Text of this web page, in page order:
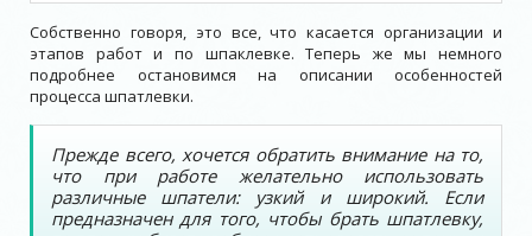
Собственно говоря, это все, что касается организации и
этапов работ и по шпаклевке. Теперь же мы немного
подробнее остановимся на описании особенностей
процесса шпатлевки.
Прежде всего, хочется обратить внимание на то,
что при работе желательно использовать
различные шпатели: узкий и широкий. Если
предназначен для того, чтобы брать шпатлевку,